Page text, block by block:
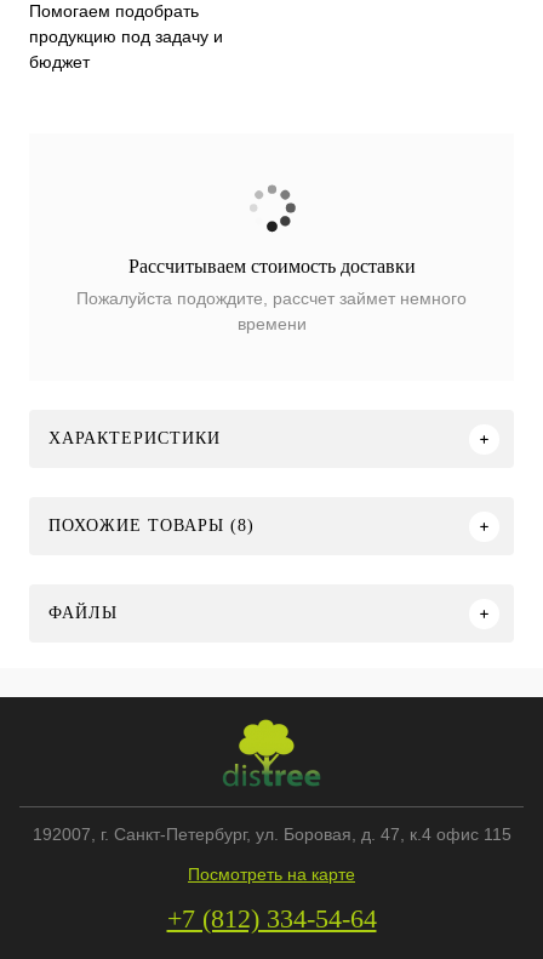
Помогаем подобрать
продукцию под задачу и
бюджет
Рассчитываем стоимость доставки
Пожалуйста подождите, рассчет займет немного
времени
ХАРАКТЕРИСТИКИ
ПОХОЖИЕ ТОВАРЫ (8)
ФАЙЛЫ
192007 , г. Санкт-Петербург, ул. Боровая, д. 47, к.4 офис 115
Посмотреть на карте
+7 (812) 334-54-64